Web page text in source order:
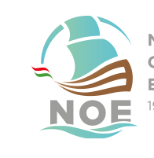
content